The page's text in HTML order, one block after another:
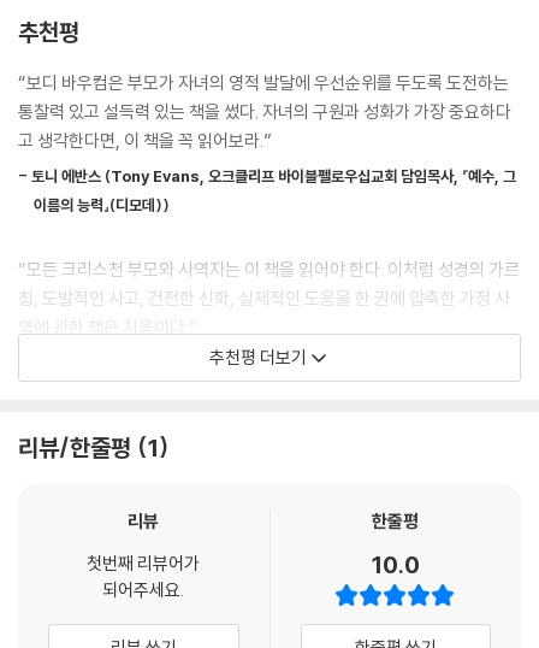
함)보다 우선하는 관계를 맺게 되리라는 것을 알아야 한다. 부모에게서 독
는 종종 부모에게서 결혼 관계의 우선순위에 대한 명확한 메시지를 듣지
못해 생긴 결과다. 이런 모든 것이 부모의 결혼 생활에 달려 있으므로, 결혼
생활을 우선시하지 않을 수 없다. 우리가 여러 세대에 걸쳐 신실한 믿음을
전수하기를 원한다면 더욱 그렇다.
---「2장. 오직 한 분 하나님만 섬기라」중에서
우리 가정들은 사랑의 향기로 가득해야 한다. 그러면 우리에게 방문하는
사람들은 우리 가정이 이기적이고 자기중심적인 나르시시즘과는 다른 안
전한 항구라는 것을 즉시 알아챌 것이다. 그리고 우리에게서 떠나고 싶어
하지 않을 것이다. 이웃들은 계속해서 온갖 구실을 만들어 우리를 방문하
려고 할 테고, 우리에게서 느낀 사랑의 향기를 계속 맡고 싶어 할 것이다.
우리를 보고 “우리 집은 왜 저렇게 안 될까?”라고 말할 것이다.
---「3장. 가정에서 사랑하는 법을 배우라」중에서
그러나 성경적 사랑의 위대한 점은 그 사랑이 모든 관계에 완벽히 적용된
다는 것이다. 내가 아내를 사랑하는 것은 신비한 힘에 대한 반응이 아니라
의지적 선택으로 이루어진 행동이다. 만약 사랑이 힘이라면 분산해야 할
수밖에 없다. 하지만 사랑이 선택의 결과라면 아내를 사랑하기로 선택하고
동시에 아들과 딸도 충분히 사랑할 수 있다. 게다가 사랑은 감정을 동반하
주인이심을 기억하라고 충고한다. 또 가정에서 관계의 우선순위를 세우고,
자녀에게 말씀과 교리 교육을 하며, 성경적 세계관을 형성해주어야 한다고
도 권면한다. 교회는 가정이 이러한 기능을 다할 수 있도록 최대한 도와야
하는데, 이를 위해 저자가 제시한 것은 홈스쿨링을 하는 것과 세대별로 분
리된 형태가 아닌 가정들이 모여 예배하고 사역이 이루어지는 형태로 교회
가 운영되어야 한다는 것이다.
하기에 어려울 수 있다. 하지만 있는 그 자리에서 할 수 있는 만큼 시작하
고, 가정 중심으로 신앙 양육을 하겠다는 방향성만 잃지 않으면 된다. 이 책
은 믿음의 가정들을 세우려고 고민하는 사역자에게 좋은 아이디어와 인사
이트를 제공할 것이다. 또 자녀를 경건한 믿음의 사람으로 키우려고 기도
하는 모든 부모에게 실제적인 안내서가 돼줄 것이다.
추천평
“보디 바우컴은 부모가 자녀의 영적 발달에 우선순위를 두도록 도전하는
통찰력 있고 설득력 있는 책을 썼다. 자녀의 구원과 성화가 가장 중요하다
고 생각한다면, 이 책을 꼭 읽어보라.”
- 토니 에반스 (Tony Evans, 오크클리프 바이블펠로우십교회 담임목사, 『예수, 그
이름의 능력』(디모데))
“모든 크리스천 부모와 사역자는 이 책을 읽어야 한다. 이처럼 성경의 가르
침, 도발적인 사고, 건전한 신학, 실제적인 도움을 한 권에 압축한 가정 사
역에 관한 책은 처음이다.”
- 도널드 휘트니 (Donald S . W hitney, 남침례신학교 교수, 『오늘부터, 가정예
“보디 바우컴은 이 책에서 자녀에게 성경적 세계관을 세워주지 않고 세상
말한다. 슬프게도 가정에서 자녀에게 성경적 세계관을 제대로 가르치는 크
으로 성숙한 제자로 자녀를 길러낼 승리의 원리를 제시한다.”
- 낸시 피어시 (Nancy Pearcey, 휴스턴 크리스천대학교 교수, 『완전한 진리』(복
있는사람) 저자)
추천평 더보기
리뷰/한줄평 1
리뷰
첫번째 리뷰어가
되어주세요.
한줄평
10.0